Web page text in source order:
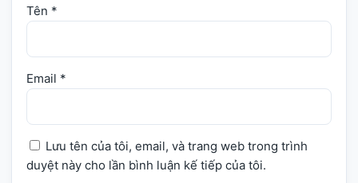
Tên *
Email *
Lưu tên của tôi, email, và trang web trong trình
duyệt này cho lần bình luận kế tiếp của tôi.